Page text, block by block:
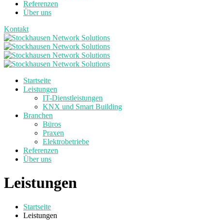
Referenzen
Über uns
Kontakt
Startseite
Leistungen
IT-Dienstleistungen
KNX und Smart Building
Branchen
Büros
Praxen
Elektrobetriebe
Referenzen
Über uns
Leistungen
Startseite
Leistungen